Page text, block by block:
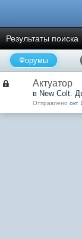
Результаты поиска
Форумы
Актуатор
в New Colt.
Отправлено окт